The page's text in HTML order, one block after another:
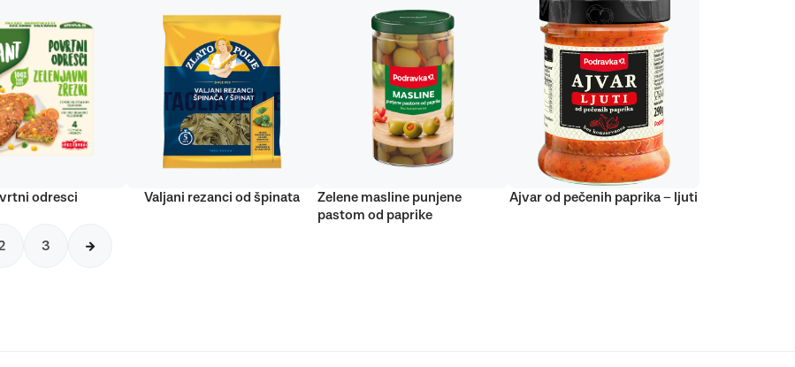
odresci Valjani rezanci od špinata
Zelene masline punjene
pastom od paprike
Ajvar od pečenih paprika – ljuti
3